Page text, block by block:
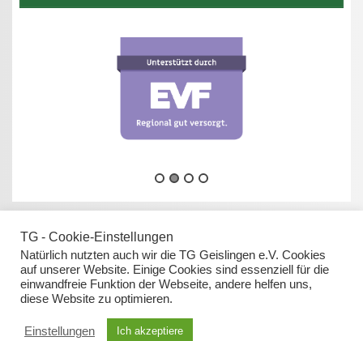
Datenschutz
Impressum
TG - Cookie-Einstellungen
Natürlich nutzten auch wir die TG Geislingen e.V. Cookies
auf unserer Website. Einige Cookies sind essenziell für die
einwandfreie Funktion der Webseite, andere helfen uns,
diese Website zu optimieren.
Einstellungen Ich akzeptiere